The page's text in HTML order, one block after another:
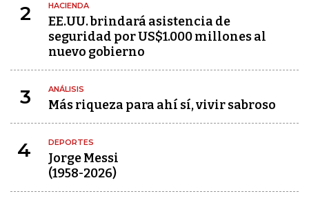
2 HACIENDA
EE.UU. brindará asistencia de
seguridad por US$1.000 millones al
nuevo gobierno
3 ANÁLISIS
Más riqueza para ahí sí, vivir sabroso
4 DEPORTES
Jorge Messi
(1958-2026)